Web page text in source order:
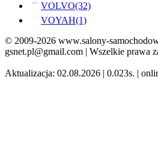
VOLVO(32)
VOYAH(1)
© 2009-2026 www.salony-
gsnet.pl@gmail.com | Wszelkie prawa
Aktualizacja: 02.08.2026 | 0.023s. |